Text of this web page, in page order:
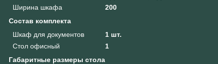
Ширина шкафа
200
Состав комплекта
Шкаф для документов
1 шт.
Стол офисный
1
Габаритные размеры стола